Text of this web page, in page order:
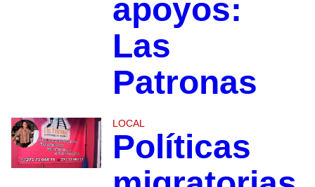
apoyos:
Las
Patronas
LOCAL
Políticas